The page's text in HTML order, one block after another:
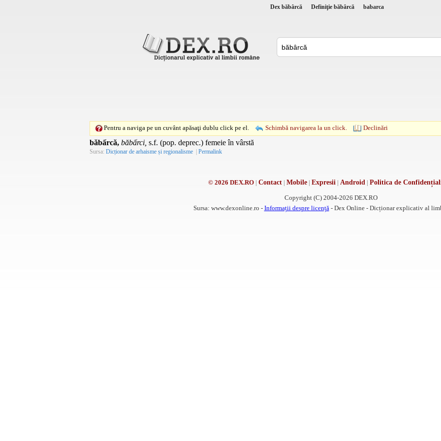
Dex băbârcă Definiţie băbârcă babarca
Pentru a naviga pe un cuvânt apăsaţi dublu click pe el. Schimbă navigarea la un click. Declinări
băbấrcă, băbấrci, s.f. (pop. deprec.) femeie în vârstă
Sursa: Dicționar de arhaisme și regionalisme | Permalink
© 2026 DEX.RO| Contact| Mobile| Expresii | Android | Politica de
Copyright (C) 2004-2026 DEX.RO
Sursa: www.dexonline.ro - Informații despre licență - Dex Online - Dicționar explicativ al